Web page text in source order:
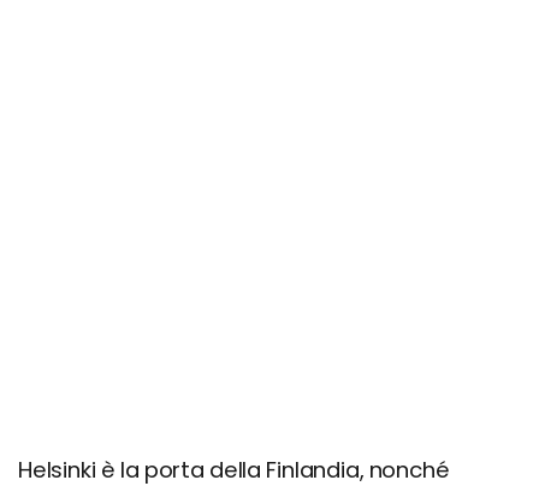
Escursione a Porvoo
Helsinki è la porta della Finlandia, nonché